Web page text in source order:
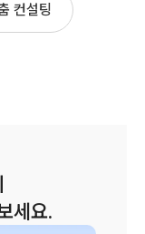
세요.
컨설팅